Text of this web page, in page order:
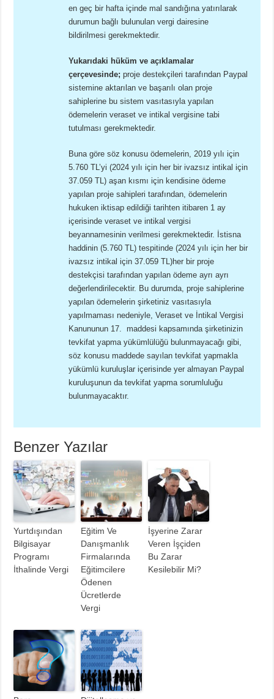
en geç bir hafta içinde mal sandığına yatırılarak
durumun bağlı bulunulan vergi dairesine
bildirilmesi gerekmektedir.
Yukarıdaki hüküm ve açıklamalar
çerçevesinde; proje destekçileri tarafından Paypal
sistemine aktarılan ve başarılı olan proje
sahiplerine bu sistem vasıtasıyla yapılan
ödemelerin veraset ve intikal vergisine tabi
tutulması gerekmektedir.
Buna göre söz konusu ödemelerin, 2019 yılı için
5.760 TL’yi (2024 yılı için her bir ivazsız intikal için
37.059 TL) aşan kısmı için kendisine ödeme
yapılan proje sahipleri tarafından, ödemelerin
hukuken iktisap edildiği tarihten itibaren 1 ay
içerisinde veraset ve intikal vergisi
beyannamesinin verilmesi gerekmektedir. İstisna
haddinin (5.760 TL) tespitinde (2024 yılı için her bir
ivazsız intikal için 37.059 TL)her bir proje
destekçisi tarafından yapılan ödeme ayrı ayrı
değerlendirilecektir. Bu durumda, proje sahiplerine
yapılan ödemelerin şirketiniz vasıtasıyla
yapılmaması nedeniyle, Veraset ve İntikal Vergisi
Kanununun 17. maddesi kapsamında şirketinizin
tevkifat yapma yükümlülüğü bulunmayacağı gibi,
söz konusu maddede sayılan tevkifat yapmakla
yükümlü kuruluşlar içerisinde yer almayan Paypal
kuruluşunun da tevkifat yapma sorumluluğu
bulunmayacaktır.
Benzer Yazılar
Yurtdışından
Bilgisayar
Programı
İthalinde Vergi
Eğitim Ve
Danışmanlık
Firmalarında
Eğitimcilere
Ödenen
Ücretlerde
Vergi
İşyerine Zarar
Veren İşçiden
Bu Zarar
Kesilebilir Mi?